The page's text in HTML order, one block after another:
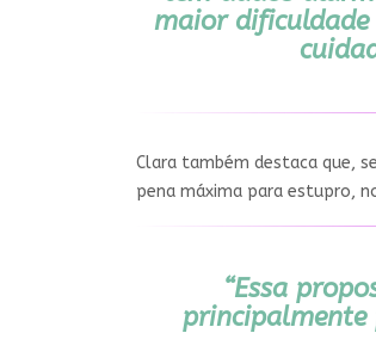
maior dificuldade
Clara também destaca que,
pena máxima para estupro,
“Essa
principalmente